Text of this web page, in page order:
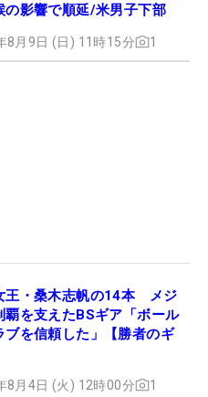
の影響で順延/米男子下部
8月9日 (日) 11時15分 1
王・桑木志帆の14本 メジ
覇を支えたBSギア「ボール
ブを信頼した」【勝者のギ
8月4日 (火) 12時00分 1